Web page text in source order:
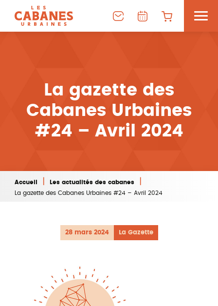
La gazette des
Cabanes Urbaines
#24 – Avril 2024
Accueil Les actualités des cabanes
La gazette des Cabanes Urbaines #24 – Avril 2024
28 mars 2024 La Gazette